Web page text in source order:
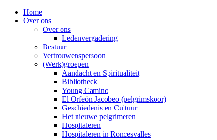
Home
Over ons
Over ons
Ledenvergadering
Bestuur
Vertrouwenspersoon
(Werk)groepen
Aandacht en Spiritualiteit
Bibliotheek
Young Camino
El Orfeón Jacobeo (pelgrimskoor)
Geschiedenis en Cultuur
Het nieuwe pelgrimeren
Hospitaleren
Hospitaleren in Roncesvalles